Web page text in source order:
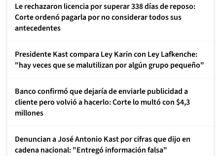
Le rechazaron licencia por superar 338 días de reposo:
Corte ordenó pagarla por no considerar todos sus
antecedentes
Presidente Kast compara Ley Karin con Ley Lafkenche:
"hay veces que se malutilizan por algún grupo pequeño"
Banco confirmó que dejaría de enviarle publicidad a
cliente pero volvió a hacerlo: Corte lo multó con $4,3
millones
Denuncian a José Antonio Kast por cifras que dijo en
cadena nacional: "Entregó información falsa"